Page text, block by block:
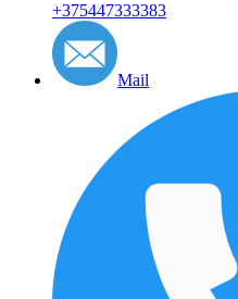
+375447333383
Mail